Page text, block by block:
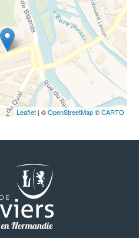
Leaflet | ©OpenStreetMap©CARTO